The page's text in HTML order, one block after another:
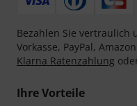
Bezahlen Sie vertraulich
Vorkasse, PayPal,
Klarna Ratenzahlung
Ihre Vorteile